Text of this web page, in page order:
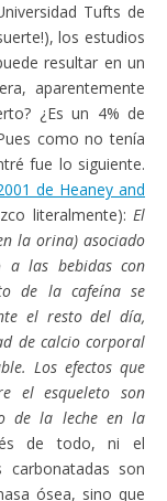
Tufts de
los estudios
resultar en un
aparentemente
¿Es un 4% de
como no tenía
fue lo siguiente.
de Heaney and
literalmente): El
la orina) asociado
a las bebidas con
de la cafeína se
el resto del día,
de calcio corporal
Los efectos que
el esqueleto son
de la leche en la
de todo, ni el
son
ósea, sino que